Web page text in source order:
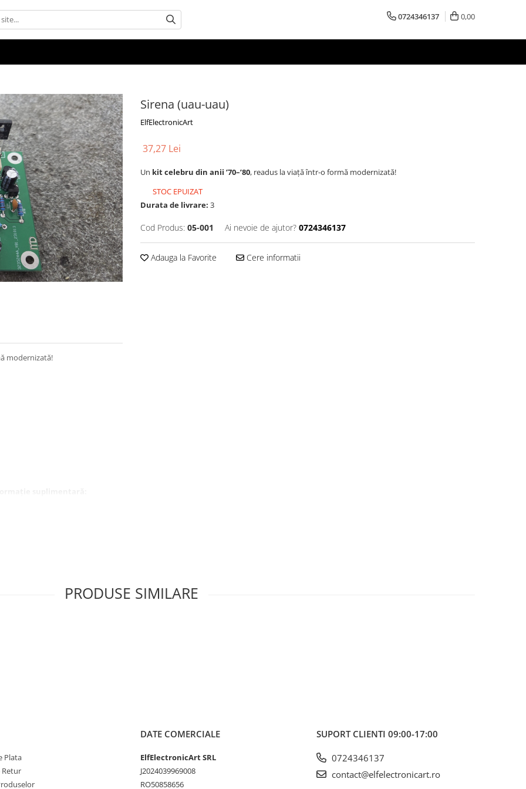
0724346137 0,00
Sirena (uau-uau)
ElfElectronicArt
37,27 Lei
Un kit celebru din anii ’70–’80, readus la viață într-o formă modernizată!
STOC EPUIZAT
Durata de livrare: 3
Cod Produs: 05-001 Ai nevoie de ajutor? 0724346137
Adauga la Favorite Cere informatii
modernizată!
PRODUSE SIMILARE
Plata
Retur
DATE COMERCIALE
ElfElectronicArt SRL
J2024039969008
RO50858656
SUPORT CLIENTI 09:00-17:00
0724346137
contact@elfelectronicart.ro